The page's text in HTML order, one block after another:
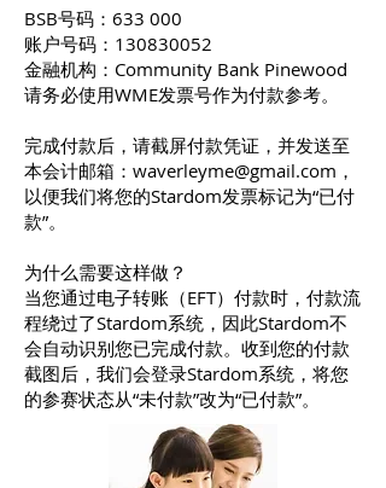
BSB号码：633 000
账户号码：130830052
金融机构：Community Bank Pinewood
请务必使用WME发票号作为付款参考。
完成付款后，请截屏付款凭证，并发送至
本会计邮箱： waverleyme@gmail.com ，
以便我们将您的Stardom发票标记为“已付
款”。
为什么需要这样做？
当您通过电子转账（EFT）付款时，付款流
程绕过了Stardom系统，因此Stardom不
会自动识别您已完成付款。收到您的付款
截图后，我们会登录Stardom系统，将您
的参赛状态从“未付款”改为“已付款”。